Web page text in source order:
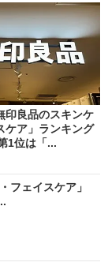
印良品のスキンケ
ケア」ランキング
1位は「...
フェイスケア」